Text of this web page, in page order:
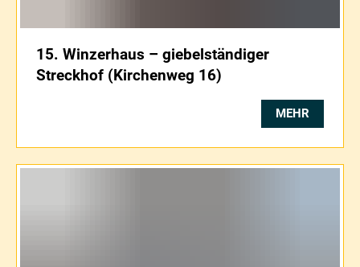
15. Winzerhaus – giebelständiger
Streckhof (Kirchenweg 16)
MEHR